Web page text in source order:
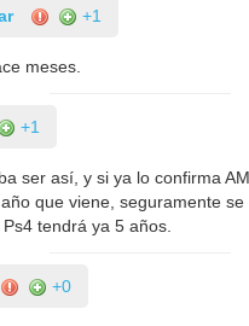
+1
meses.
+1
ser así, y si ya lo confirma
que viene, seguramente
tendrá ya 5 años.
+0